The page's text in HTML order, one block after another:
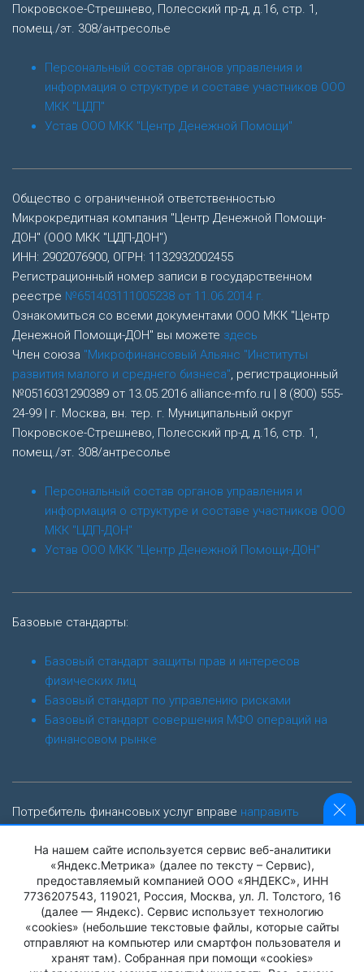
Покровское-Стрешнево, Полесский пр-д, д.16, стр. 1,
помещ./эт. 308/антресолье
Персональный состав органов управления и
информация о структуре и составе участников ООО
МКК "ЦДП"
Устав ООО МКК "Центр Денежной Помощи"
Общество с ограниченной ответственностью
Микрокредитная компания "Центр Денежной Помощи-
ДОН" (ООО МКК "ЦДП-ДОН")
ИНН: 2902076900, ОГРН: 1132932002455
Регистрационный номер записи в государственном
реестре №651403111005238 от 11.06.2014 г.
Ознакомиться со всеми документами ООО МКК "Центр
Денежной Помощи-ДОН" вы можете здесь
Член союза "Микрофинансовый Альянс "Институты
развития малого и среднего бизнеса" , регистрационный
№0516031290389 от 13.05.2016 alliance-mfo.ru | 8 (800) 555-
24-99 | г. Москва, вн. тер. г. Муниципальный округ
Покровское-Стрешнево, Полесский пр-д, д.16, стр. 1,
помещ./эт. 308/антресолье
Персональный состав органов управления и
информация о структуре и составе участников ООО
МКК "ЦДП-ДОН"
Устав ООО МКК "Центр Денежной Помощи-ДОН"
Базовые стандарты:
Базовый стандарт защиты прав и интересов
физических лиц
Базовый стандарт по управлению рисками
Базовый стандарт совершения МФО операций на
финансовом рынке
Потребитель финансовых услуг вправе направить
finombudsman.ru
Адрес: 119017, г. Москва, Старомонетный пер., дом 3
Контактный центр Службы финансового уполномоченного:
8 (800) 200-00-10
На нашем сайте используется сервис веб-аналитики
«Яндекс.Метрика» (далее по тексту – Сервис),
предоставляемый компанией ООО «ЯНДЕКС», ИНН
7736207543, 119021, Россия, Москва, ул. Л. Толстого, 16
(далее — Яндекс). Сервис использует технологию
«cookies» (небольшие текстовые файлы, которые сайты
отправляют на компьютер или смартфон пользователя и
хранят там). Собранная при помощи «cookies»